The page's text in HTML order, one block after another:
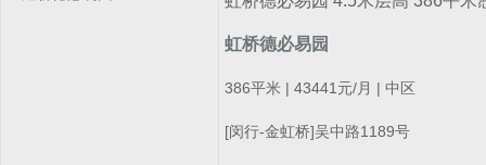
虹桥德必易园
386平米 | 43441元/月 | 中区
[闵行-金虹桥]吴中路1189号